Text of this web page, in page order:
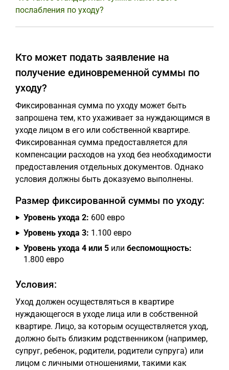
послабления по уходу?
Кто может подать заявление на
получение единовременной суммы по
уходу?
Фиксированная сумма по уходу может быть
запрошена тем, кто ухаживает за нуждающимся в
уходе лицом в его или собственной квартире.
Фиксированная сумма предоставляется для
компенсации расходов на уход без необходимости
предоставления отдельных документов. Однако
условия должны быть доказуемо выполнены.
Размер фиксированной суммы по уходу:
Уровень ухода 2: 600 евро
Уровень ухода 3: 1.100 евро
Уровень ухода 4 или 5 или беспомощность:
1.800 евро
Условия:
Уход должен осуществляться в квартире
нуждающегося в уходе лица или в собственной
квартире. Лицо, за которым осуществляется уход,
должно быть близким родственником (например,
супруг, ребенок, родители, родители супруга) или
лицом с личными отношениями, такими как